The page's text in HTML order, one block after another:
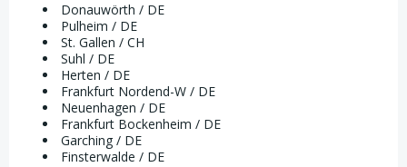
Donauwörth / DE
Pulheim / DE
St. Gallen / CH
Suhl / DE
Herten / DE
Frankfurt Nordend-W / DE
Neuenhagen / DE
Frankfurt Bockenheim / DE
Garching / DE
Finsterwalde / DE